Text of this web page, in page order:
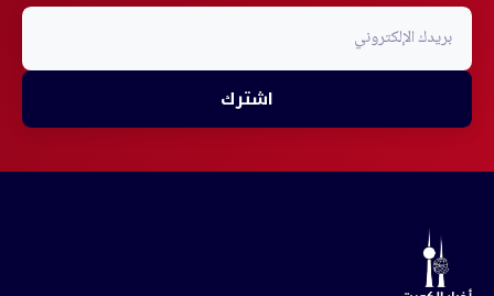
اشترك